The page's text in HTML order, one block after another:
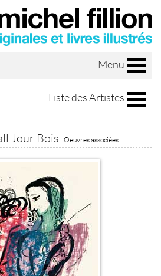
Menu
Liste des Artistes
Jour Bois Oeuvres associées